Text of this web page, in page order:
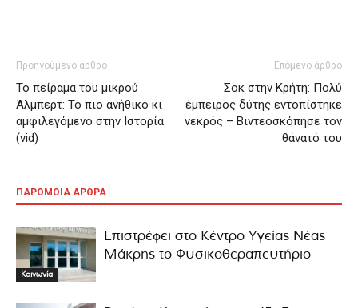
Προηγούμενο άρθρο
Το πείραμα του μικρού
Άλμπερτ: Το πιο ανήθικο κι
αμφιλεγόμενο στην Ιστορία
(vid)
Επόμενο άρθρο
Σοκ στην Κρήτη: Πολύ
έμπειρος δύτης εντοπίστηκε
νεκρός – Βιντεοσκόπησε τον
θάνατό του
ΠΑΡΟΜΟΙΑ ΑΡΘΡΑ
Κοινωνία
Επιστρέφει στο Κέντρο Υγείας Νέας
Μάκρης το Φυσικοθεραπευτήριο